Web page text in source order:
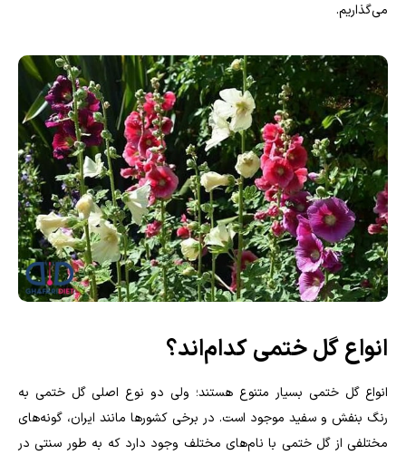
می‌گذاریم.
انواع گل ختمی کدام‌اند؟
انواع گل ختمی بسیار متنوع هستند؛ ولی دو نوع اصلی گل ختمی به
رنگ بنفش و سفید موجود است. در برخی کشورها مانند ایران، گونه‌های
مختلفی از گل ختمی با نام‌های مختلف وجود دارد که به طور سنتی در